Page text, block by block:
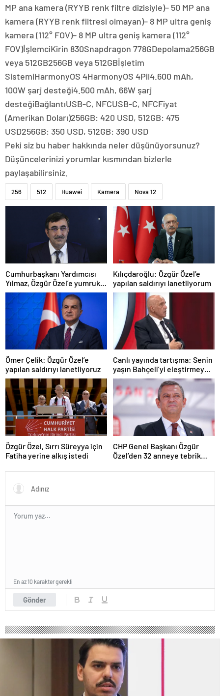
MP ana kamera (RYYB renk filtre dizisiyle)– 50 MP ana
kamera (RYYB renk filtresi olmayan)– 8 MP ultra geniş
kamera (112° FOV)– 8 MP ultra geniş kamera (112°
FOV)İşlemciKirin 830Snapdragon 778GDepolama256GB
veya 512GB256GB veya 512GBİşletim
SistemiHarmonyOS 4HarmonyOS 4Pil4.600 mAh,
100W şarj desteği4.500 mAh, 66W şarj
desteğiBağlantıUSB-C, NFCUSB-C, NFCFiyat
(Amerikan Doları)256GB: 420 USD, 512GB: 475
USD256GB: 350 USD, 512GB: 390 USD
Peki siz bu haber hakkında neler düşünüyorsunuz?
Düşüncelerinizi yorumlar kısmından bizlerle
paylaşabilirsiniz.
256 512 Huawei Kamera Nova 12
Cumhurbaşkanı Yardımcısı
Yılmaz, Özgür Özel’e yumruklu
saldırıyı kınadı
Kılıçdaroğlu: Özgür Özel’e
yapılan saldırıyı lanetliyorum
Ömer Çelik: Özgür Özel’e
yapılan saldırıyı lanetliyoruz
Canlı yayında tartışma: Senin
yaşın Bahçeli’yi eleştirmeye
yetmez
Özgür Özel, Sırrı Süreyya için
Fatiha yerine alkış istedi
CHP Genel Başkanı Özgür
Özel’den 32 anneye tebrik
Gönder
En az 10 karakter gerekli